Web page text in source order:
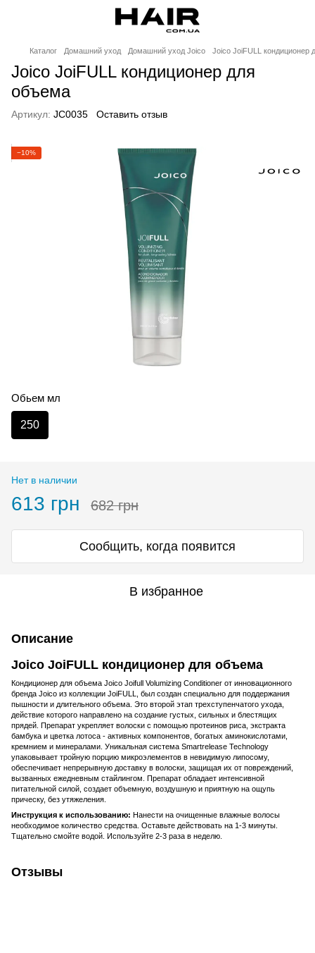
Каталог Домашний уход Домашний уход Joico Joico JoiFULL кондиционер
Joico JoiFULL кондиционер для
объема
Артикул: JC0035 Оставить отзыв
−10%
Обьем мл
250
Нет в наличии
613 грн 682 грн
Сообщить, когда появится
В избранное
Описание
Joico JoiFULL кондиционер для объема
Кондиционер для объема Joico Joifull Volumizing Conditioner от инновационного
бренда Joico из коллекции JoiFULL, был создан специально для поддержания
пышности и длительного объема. Это второй этап трехступенчатого ухода,
действие которого направлено на создание густых, сильных и блестящих
прядей. Препарат укрепляет волоски с помощью протеинов риса, экстракта
бамбука и цветка лотоса - активных компонентов, богатых аминокислотами,
кремнием и минералами. Уникальная система Smartrelease Technology
упаковывает тройную порцию микроэлементов в невидимую липосому,
обеспечивает непрерывную доставку в волоски, защищая их от повреждений,
вызванных ежедневным стайлингом. Препарат обладает интенсивной
питательной силой, создает объемную, воздушную и приятную на ощупь
прическу, без утяжеления.
Инструкция к использованию: Нанести на очищенные влажные волосы
необходимое количество средства. Оставьте действовать на 1-3 минуты.
Тщательно смойте водой. Используйте 2-3 раза в неделю.
Отзывы